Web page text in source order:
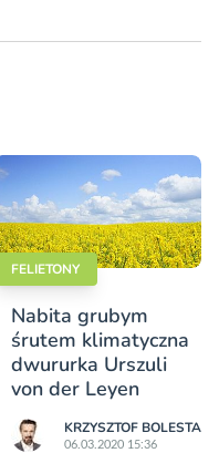
FELIETONY
Nabita grubym
śrutem klimatyczna
dwururka Urszuli
von der Leyen
KRZYSZTOF BOLESTA
06.03.2020 15:36